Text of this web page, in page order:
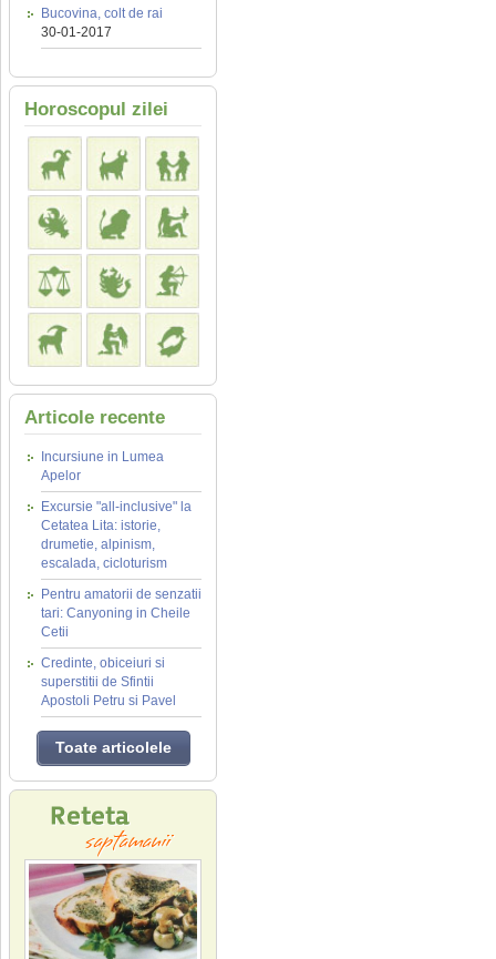
Bucovina, colt de rai
30-01-2017
Horoscopul zilei
Articole recente
Incursiune in Lumea
Apelor
Excursie "all-inclusive" la
Cetatea Lita: istorie,
drumetie, alpinism,
escalada, cicloturism
Pentru amatorii de senzatii
tari: Canyoning in Cheile
Cetii
Credinte, obiceiuri si
superstitii de Sfintii
Apostoli Petru si Pavel
Toate articolele